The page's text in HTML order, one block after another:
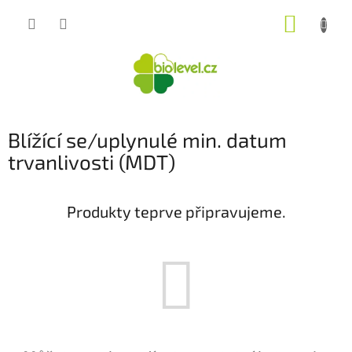
Blížící se/uplynulé min. datum
trvanlivosti (MDT)
Produkty teprve připravujeme.